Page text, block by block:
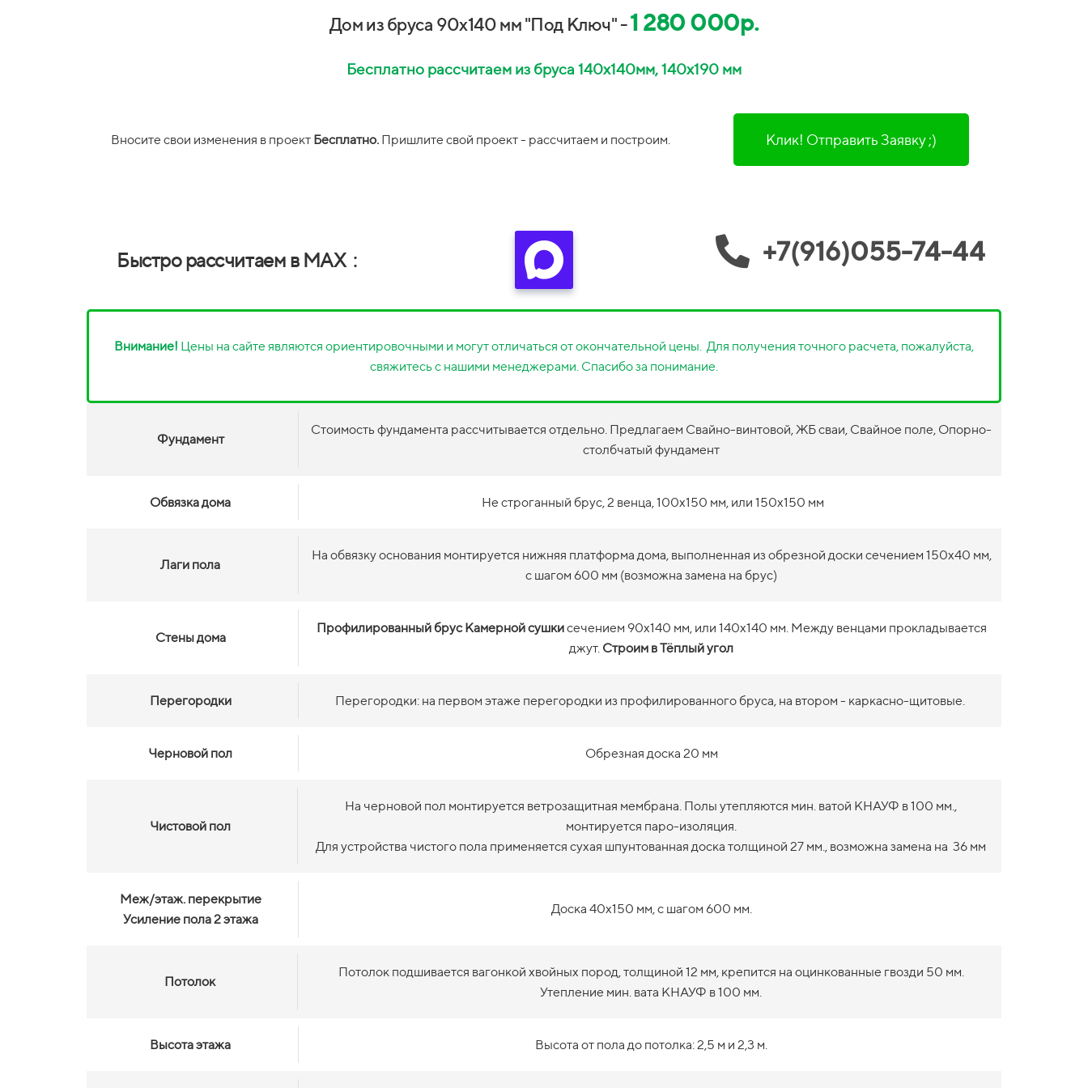
Дом из бруса 90х140 мм "Под Ключ" -1 280 000р.
Бесплатно рассчитаем из бруса 140х140мм, 140х190 мм
Вносите свои изменения в проект Бесплатно. Пришлите свой проект - рассчитаем и построим. Клик! Отправить Заявку ;)
Быстро рассчитаем в MAX : +7(916)055-74-44
Внимание! Цены на сайте являются ориентировочными и могут отличаться от окончательной цены. Для получения точного расчета, пожалуйста,
свяжитесь с нашими менеджерами. Спасибо за понимание.
Фундамент
Стоимость фундамента рассчитывается отдельно. Предлагаем Свайно-винтовой, ЖБ сваи, Свайное поле, Опорно-
столбчатый фундамент
Обвязка дома Не строганный брус, 2 венца, 100х150 мм, или 150х150 мм
Лаги пола
На обвязку основания монтируется нижняя платформа дома, выполненная из обрезной доски сечением 150х40 мм,
с шагом 600 мм (возможна замена на брус)
Стены дома
Профилированный брус Камерной сушкисечением 90х140 мм, или 140х140 мм. Между венцами прокладывается
джут. Строим в Тёплый угол
Перегородки Перегородки: на первом этаже перегородки из профилированного бруса, на втором - каркасно-щитовые.
Черновой пол Обрезная доска 20 мм
Чистовой пол
На черновой пол монтируется ветрозащитная мембрана. Полы утепляются мин. ватой КНАУФ в 100 мм.,
монтируется паро-изоляция.
Для устройства чистого пола применяется сухая шпунтованная доска толщиной 27 мм., возможна замена на 36 мм
Меж/этаж. перекрытие
Усиление пола 2 этажа
Доска 40х150 мм, с шагом 600 мм.
Потолок
Потолок подшивается вагонкой хвойных пород, толщиной 12 мм, крепится на оцинкованные гвозди 50 мм.
Утепление мин. вата КНАУФ в 100 мм.
Высота этажа Высота от пола до потолка: 2,5 м и 2,3 м.